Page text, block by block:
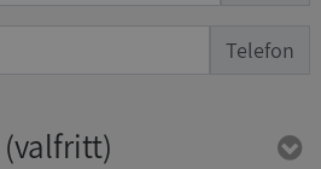
Telefon
(valfritt)